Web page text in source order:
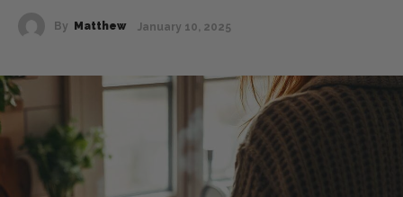
By Matthew January 10, 2025